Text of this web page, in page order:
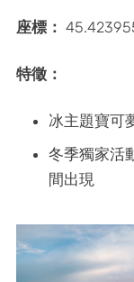
座標：
特徵：
冰主題寶可
冬季獨家活
間出現